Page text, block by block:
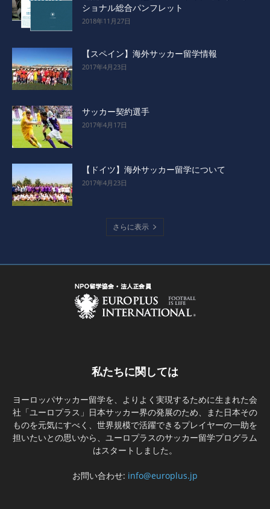
ショナル総合パンフレット
2018年11月27日
【スペイン】海外サッカー留学情報
2017年4月23日
サッカー契約選手
2017年4月17日
【ドイツ】海外サッカー留学について
2017年4月23日
さらに表示
私たちに関しては
ヨーロッパサッカー留学を、よりよく実現するために生まれた会
社「ユーロプラス」日本サッカー界の発展のため、また日本その
ものを元気にすべく、世界規模で活躍できるプレイヤーの一助を
担いたいとの思いから、ユーロプラスのサッカー留学プログラム
はスタートしました。
お問い合わせ: info@europlus.jp